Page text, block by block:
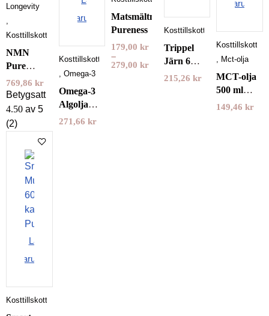
Longevity
,
Kosttillskott
NMN
Pure
Powder
30 gram
Purovitalis
Longevity
769,86 kr
Betygsatt
4.50 av 5
(2)
varukorgen
Kosttillskott
, Omega-3
Omega-3
Algolja
60
271,66 kr
Matsmältningsenzym
Pureness
179,00kr
–
279,00kr
Kosttillskott
Trippel
Järn 60
kapslar
215,26 kr
Kosttillskott
, Mct-olja
MCT-olja
500 ml
Pureness
149,46kr
Lägg i
varukorgen
Kosttillskott